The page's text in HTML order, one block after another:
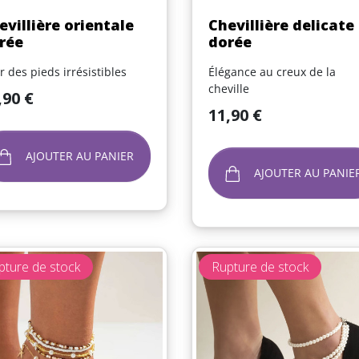
Aperçu rapide
orientale
des pieds irrésistibles
€
AJOUTER AU PANIER
Aperçu rapide
Chevillière delicate
dorée
Élégance au creux de la
cheville
Prix
11,90 €
AJOUTER AU
de stock Rupture de stock